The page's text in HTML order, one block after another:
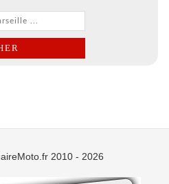
2010 - 2026